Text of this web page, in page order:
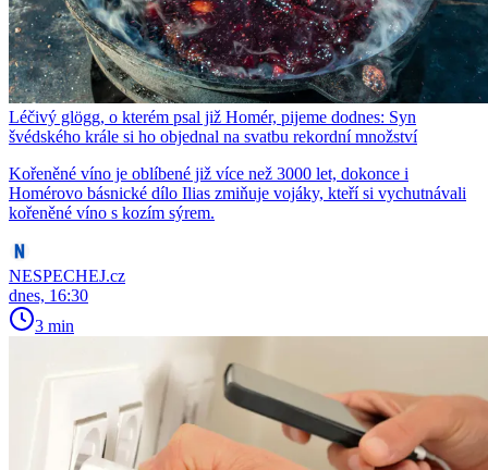
Léčivý glögg, o kterém psal již Homér, pijeme dodnes: Syn
švédského krále si ho objednal na svatbu rekordní množství
Kořeněné víno je oblíbené již více než 3000 let, dokonce i
Homérovo básnické dílo Ilias zmiňuje vojáky, kteří si vychutnávali
kořeněné víno s kozím sýrem.
NESPECHEJ.cz
dnes, 16:30
3 min